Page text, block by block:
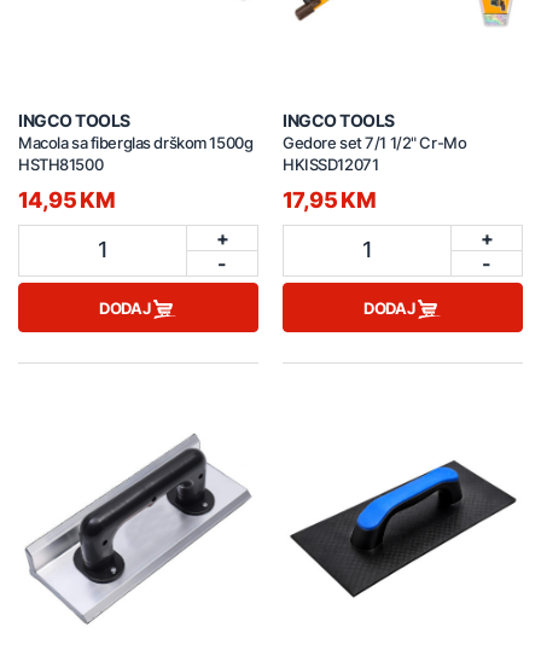
INGCO TOOLS
Macola sa fiberglas drškom 1500g
HSTH81500
14,95 KM
1
+
-
DODAJ
INGCO TOOLS
Gedore set 7/1 1/2" Cr-Mo
HKISSD12071
17,95 KM
1
+
-
DODAJ